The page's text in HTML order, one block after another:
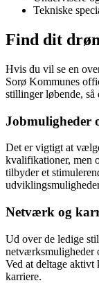
Tekniske
Find dit
Hvis du vil se en
Sorø Kommunes
stillinger løbende, så
Jobmuligheder
Det er vigtigt at
kvalifikationer, men
tilbyder et
Netværk og
Ud over de ledige
netværksmuligheder
Ved at deltage aktivt
karriere.